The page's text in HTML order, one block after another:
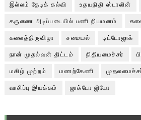
இல்லம் தேடிக் கல்வி உதயநிதி ஸ்டாலின்
கருணை அடிப்படையில் பணி நியமனம்
கலைத்திருவிழா சமையல் டிட்டோஜாக்
நான் முதல்வன் திட்டம் நிதியமைச்சர்
மகிழ் முற்றம் மணற்கேணி
வாசிப்பு இயக்கம் ஜாக்டோ-ஜியோ